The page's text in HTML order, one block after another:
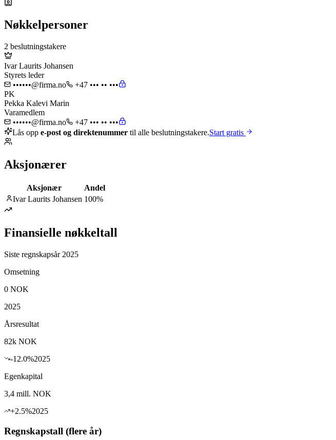
Nøkkelpersoner
2 beslutningstakere
Ivar Laurits Johansen
Styrets leder
••••••@firma.no
+47 ••• •• •••
PK
Pekka Kalevi Marin
Varamedlem
••••••@firma.no
+47 ••• •• •••
Lås opp e-post og direktenummer til alle beslutningstakere.Start gratis
Aksjonærer
Aksjonær
Andel
Ivar Laurits Johansen 100%
Finansielle nøkkeltall
Siste regnskapsår 2025
Omsetning
0 NOK
2025
Årsresultat
82k NOK
-12.0%2025
Egenkapital
3,4 mill. NOK
+2.5%2025
Regnskapstall (flere år)